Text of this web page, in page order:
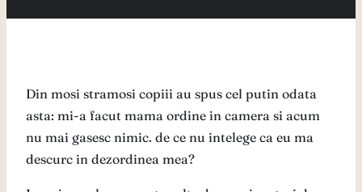
Din mosi stramosi copiii au spus cel putin odata
asta: mi-a facut mama ordine in camera si acum
nu mai gasesc nimic. de ce nu intelege ca eu ma
descurc in dezordinea mea?